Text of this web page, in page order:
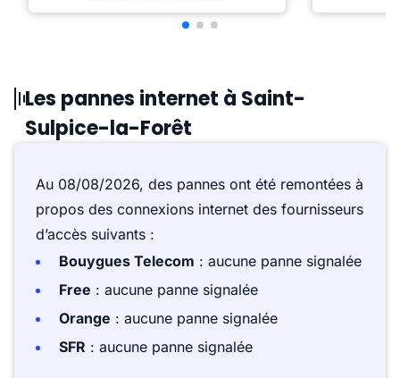
Les pannes internet à Saint-
Sulpice-la-Forêt
Au 08/08/2026, des pannes ont été remontées à
propos des connexions internet des fournisseurs
d’accès suivants :
Bouygues Telecom : aucune panne signalée
Free : aucune panne signalée
Orange : aucune panne signalée
SFR : aucune panne signalée